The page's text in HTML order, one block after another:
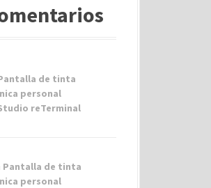
de tinta
personal
reTerminal
Pantalla de tinta
personal